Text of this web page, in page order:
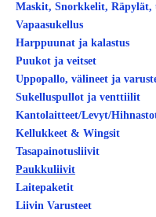
Maskit, Snorkkelit,
Vapaasukellus
Harppuunat ja kalastus
Puukot ja veitset
Uppopallo, välineet ja
Sukelluspullot ja venttiilit
Kantolaitteet/Levyt/
Kellukkeet & Wingsit
Tasapainotusliivit
Paukkuliivit
Laitepaketit
Liivin Varusteet